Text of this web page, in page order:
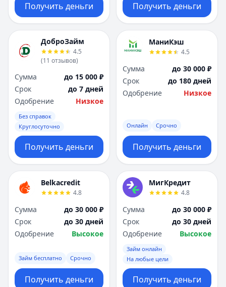
Получить деньги Получить деньги
ДоброЗайм
4.5
(11 отзывов)
Сумма
до 15 000 ₽
Срок
до 7 дней
Одобрение
Низкое
Без справок
Круглосуточно
Получить деньги
МаниКэш
4.5
Сумма
до 30 000 ₽
Срок
до 180 дней
Одобрение
Низкое
Онлайн Срочно
Получить деньги
Belkacredit
4.8
Сумма
до 30 000 ₽
Срок
до 30 дней
Одобрение
Высокое
Займ бесплатно Срочно
Получить деньги
МигКредит
4.8
Сумма
до 30 000 ₽
Срок
до 30 дней
Одобрение
Высокое
Займ онлайн
На любые цели
Получить деньги